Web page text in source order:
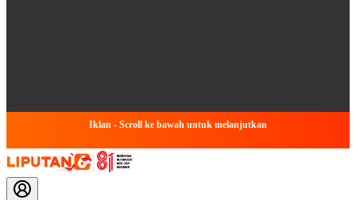
Iklan - Scroll ke bawah untuk melanjutkan